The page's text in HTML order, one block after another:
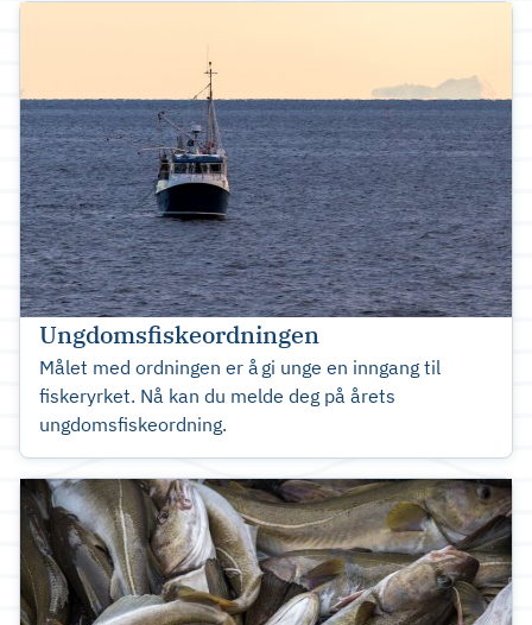
Ungdomsfiskeordningen
Målet med ordningen er å gi unge en inngang til
fiskeryrket. Nå kan du melde deg på årets
ungdomsfiskeordning.